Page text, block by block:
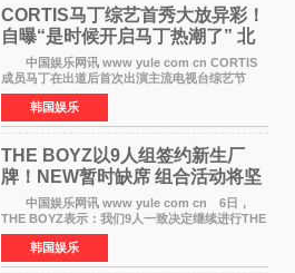
CORTIS马丁综艺首秀大放异彩！
自曝“是时候开启马丁热潮了” 北
美巡演火热进行中
中国娱乐网讯 www yule com cn CORTIS
成员马丁在出道后首次出演主流电视台综艺节
目，展现了多才多艺的魅力。 马丁出演了5日
播出的MBC《Radio Star》Fashion与Passion
之间，I&lsquo;m
韩国娱乐
THE BOYZ以9人组签约新生厂
牌！NEW暂时缺席 组合活动将坚
定不移继续
中国娱乐网讯 www yule com cn 6日，
THE BOYZ表示：我们9人一致决定继续进行THE
BOYZ组合活动，并且已经完成了组合团体活动
签约。目前正在新生厂牌下进行活动准备。尚未
离开THE BOYZ原所
韩国娱乐